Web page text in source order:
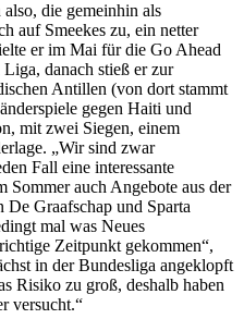
die gemeinhin als
auf Smeekes zu, ein netter
er im Mai für die Go Ahead
danach stieß er zur
Antillen (von dort stammt
gegen Haiti und
mit zwei Siegen, einem
„Wir sind zwar
Fall eine interessante
Sommer auch Angebote aus der
Graafschap und Sparta
mal was Neues
Zeitpunkt gekommen“,
in der Bundesliga angeklopft
Risiko zu groß, deshalb haben
versucht.“